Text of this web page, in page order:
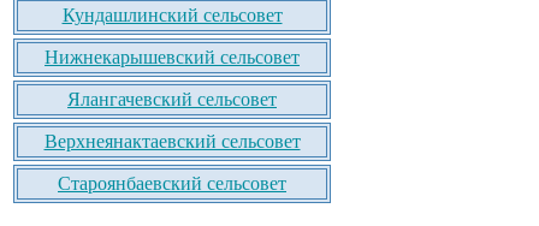
Кундашлинский сельсовет
Нижнекарышевский сельсовет
Ялангачевский сельсовет
Верхнеянактаевский сельсовет
Староянбаевский сельсовет